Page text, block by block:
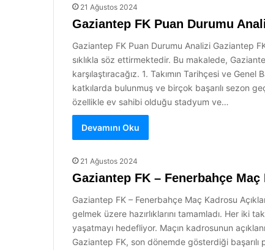
21 Ağustos 2024
Gaziantep FK Puan Durumu
Gaziantep FK Puan Durumu Analizi Gaziantep
sıklıkla söz ettirmektedir. Bu makalede,
karşılaştıracağız. 1. Takımın Tarihçesi ve
katkılarda bulunmuş ve birçok başarılı sezon
özellikle ev sahibi olduğu stadyum ve…
Devamını Oku
21 Ağustos 2024
Gaziantep FK – Fenerbahçe Maç
Gaziantep FK – Fenerbahçe Maç Kadrosu
gelmek üzere hazırlıklarını tamamladı. Her iki
yaşatmayı hedefliyor. Maçın kadrosunun
Gaziantep FK, son dönemde gösterdiği